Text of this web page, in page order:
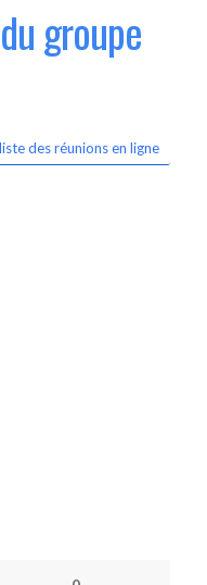
groupe
des réunions en ligne